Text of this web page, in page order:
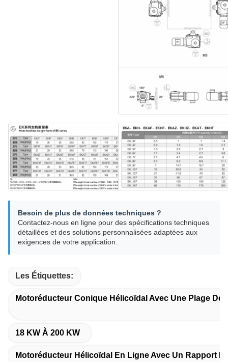
Besoin de plus de données techniques ?
Contactez-nous en ligne pour des spécifications techniques
détaillées et des solutions personnalisées adaptées aux
exigences de votre application.
Les Étiquettes:
Motoréducteur Conique Hélicoïdal Avec Une Plage De
18 KW À 200 KW
Motoréducteur Hélicoïdal En Ligne Avec Un Rapport